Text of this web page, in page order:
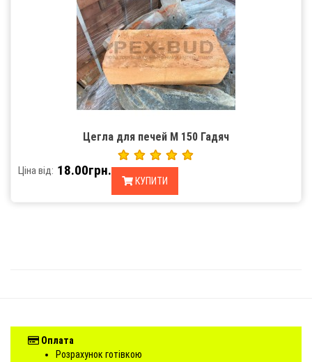
Цегла для печей М 150 Гадяч
Ціна від: 18.00грн.
КУПИТИ
Оплата
Розрахунок готівкою